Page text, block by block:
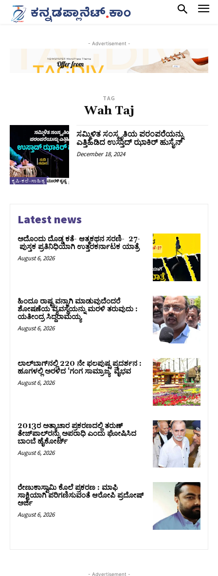
- Advertisement -
TAG
Wah Taj
ಕೃಷಿ-ಕಲೆ-ಸಾಹಿತ್ಯ
ಸಮ್ಮಿಳಿತ ಸಂಸ್ಕೃತಿಯ ಪರಂಪರೆಯನ್ನು
ಎತ್ತಿಹಿಡಿದ ಉಸ್ತಾದ್‌ ಝಾಕಿರ್‌ ಹುಸೈನ್‌
December 18, 2024
Latest news
ಅದೊಂದು ದೊಡ್ಡ ಕತೆ- ಆತ್ಮಕಥನ ಸರಣಿ- 27-
ಪುಸ್ತಕ ಪ್ರತಿನಿಧಿಯಾಗಿ ಉತ್ತರಕರ್ನಾಟಕ ಯಾತ್ರೆ
August 6, 2026
ಹಿಂದೂ ರಾಷ್ಟ್ರವನ್ನಾಗಿ ಮಾಡುವುದೆಂದರೆ
ಶೋಷಣೆಯ ವ್ಯವಸ್ಥೆಯನ್ನು ಮರಳಿ ತರುವುದು :
ಯತೀಂದ್ರ ಸಿದ್ದರಾಮಯ್ಯ
August 6, 2026
ಲಾಲ್‍ಬಾಗ್‍ನಲ್ಲಿ 220 ನೇ ಫಲಪುಷ್ಪ ಪ್ರದರ್ಶನ :
ಹೂಗಳಲ್ಲಿ ಅರಳಿದ ‘ಗಂಗ ಸಾಮ್ರಾಜ್ಯ’ ವೈಭವ
August 6, 2026
2013ರ ಅತ್ಯಾಚಾರ ಪ್ರಕರಣದಲ್ಲಿ ತರುಣ್
ತೇಜ್‌ಪಾಲ್‌ರನ್ನು ಅಪರಾಧಿ ಎಂದು ಘೋಷಿಸಿದ
ಬಾಂಬೆ ಹೈಕೋರ್ಟ್
August 6, 2026
ರೇಣುಕಾಸ್ವಾಮಿ ಕೊಲೆ ಪ್ರಕರಣ : ಮಾಫಿ
ಸಾಕ್ಷಿಯಾಗಿ ಪರಿಗಣಿಸುವಂತೆ ಆರೋಪಿ ಪ್ರದೋಷ್‌
ಅರ್ಜಿ
August 6, 2026
- Advertisement -